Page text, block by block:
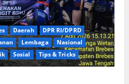
Daerah
DPR RI/DPRD
Lembaga
Nasional
Sosial Tips & Tricks